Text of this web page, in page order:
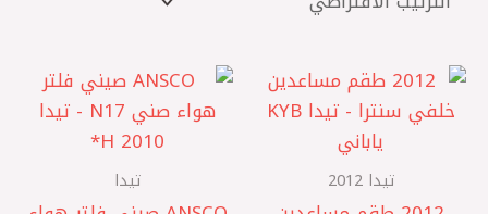
تيدا 2012 تيدا